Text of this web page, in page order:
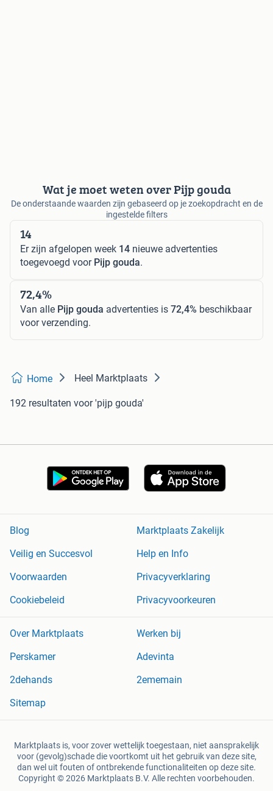
Wat je moet weten over Pijp gouda
De onderstaande waarden zijn gebaseerd op je zoekopdracht en de
ingestelde filters
14
Er zijn afgelopen week 14 nieuwe advertenties
toegevoegd voor Pijp gouda.
72,4%
Van alle Pijp gouda advertenties is 72,4% beschikbaar
voor verzending.
Home Heel Marktplaats
192 resultaten voor 'pijp gouda'
Blog
Marktplaats Zakelijk
Veilig en Succesvol
Help en Info
Voorwaarden
Privacyverklaring
Cookiebeleid
Privacyvoorkeuren
Over Marktplaats
Werken bij
Perskamer
Adevinta
2dehands
2ememain
Sitemap
Marktplaats is, voor zover wettelijk toegestaan, niet aansprakelijk
voor (gevolg)schade die voortkomt uit het gebruik van deze site,
dan wel uit fouten of ontbrekende functionaliteiten op deze site.
Copyright © 2026 Marktplaats B.V. Alle rechten voorbehouden.